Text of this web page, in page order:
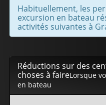
Habituellement, les
excursion en bateau
activités suivantes à
Réductions sur des
choses à faireLorsque
en bateau